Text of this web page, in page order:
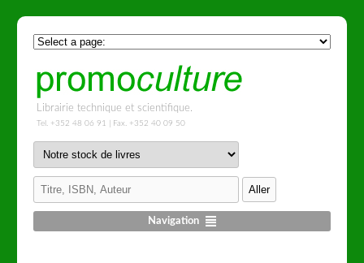
Librairie technique et scientifique.
Tel. +352 48 06 91 | Fax. +352 40 09 50
Navigation